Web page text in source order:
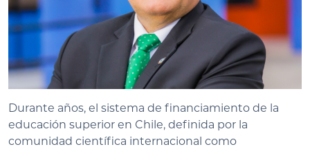
Durante años, el sistema de financiamiento de la
educación superior en Chile, definida por la
comunidad científica internacional como